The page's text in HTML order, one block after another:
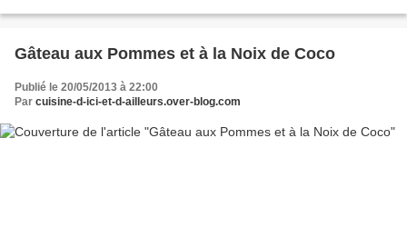
Gâteau aux Pommes et à la Noix de Coco
Publié le 20/05/2013 à 22:00
Par cuisine-d-ici-et-d-ailleurs.over-blog.com